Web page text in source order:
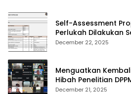
Self-Assessment
Perlukah Dilakukan
December 22, 2025
Menguatkan
Hibah Penelitian
December 21, 2025